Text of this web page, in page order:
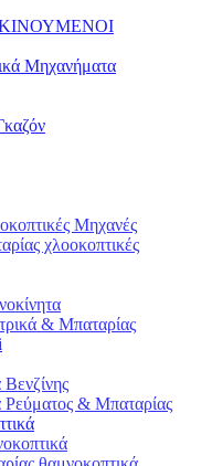
Μηχανήματα
Μηχανές
χλοοκοπτικές
& Μπαταρίας
& Μπαταρίας